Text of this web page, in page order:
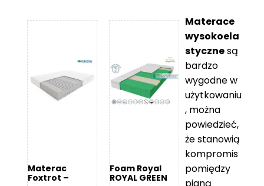
Materac
Foxtrot –
Foam Royal
ROYAL GREEN
Materace
wysokoela
stycznesą
bardzo
wygodne w
użytkowaniu
, można
powiedzieć,
że stanowią
kompromis
pomiędzy